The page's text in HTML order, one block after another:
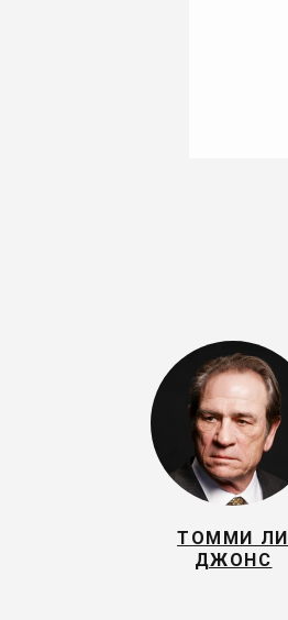
ТОММИ ЛИ
ДЖОНС